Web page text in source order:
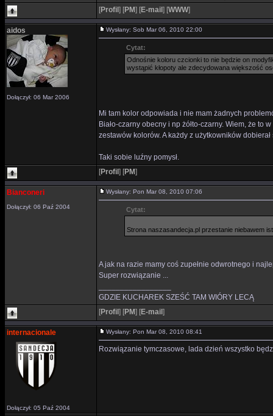
[Profil ] [PM] [E-mail ] [WWW]
aidos
Dołączył: 06 Mar 2006
Wysłany: Sob Mar 06, 2010 22:00
Cytat:
Odnośnie koloru czcionki to nie będzie on
wystąpić kłopoty ale zdecydowana większość
Mi tam kolor odpowiada i nie mam żadnych
Biało-czarny obecny i np żółto-czarny. Wiem, że
zestawów kolorów. A każdy z użytkowników
Taki sobie luźny pomysł.
[Profil ] [PM]
Bianconeri
Dołączył: 06 Paź 2004
Wysłany: Pon Mar 08, 2010 07:06
Cytat:
Strona naszasandecja.pl przestanie niebawem
A jak na razie mamy coś zupełnie odwrotnego i
Super rozwiązanie ...
GDZIE KUCHAREK SZEŚĆ TAM WIÓRY LECĄ
[Profil ] [PM] [E-mail ]
internacionale
Dołączył: 05 Paź 2004
Wysłany: Pon Mar 08, 2010 08:41
Rozwiązanie tymczasowe, lada dzień wszystko